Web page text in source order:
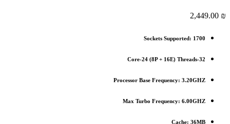
2,449.00 ₪
Sockets Supported: 1700
Core-24 (8P + 16E) Threads-32
Processor Base Frequency: 3.20GHZ
Max Turbo Frequency: 6.00GHZ
Cache: 36MB